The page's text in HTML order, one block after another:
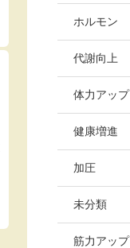
ホルモン
代謝向上
体力アップ
健康増進
加圧
未分類
筋力アップ